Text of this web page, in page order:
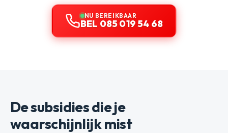
NU BEREIKBAAR
BEL 085 019 54 68
De subsidies die je
waarschijnlijk mist